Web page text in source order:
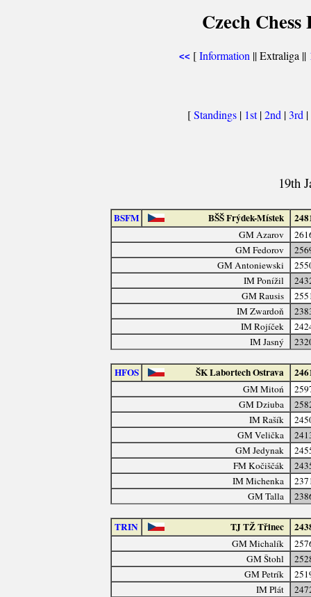
Czech
<< [Information || Extraliga ||
[Standings | 1st|2nd |3rd |
19th
BSFM BŠŠ Frýdek-Místek
GM Azarov
GM Fedorov
GM Antoniewski
IM Ponížil
GM Rausis
IM Zwardoň
IM Rojíček
IM Jasný
HFOS ŠK Labortech Ostrava
GM Mitoń
GM Dziuba
IM Rašík
GM Velička
GM Jedynak
FM Kočiščák
IM Michenka
GM Talla
TRIN TJ TŽ Třinec
GM Michalík
GM Štohl
GM Petrík
IM Plát